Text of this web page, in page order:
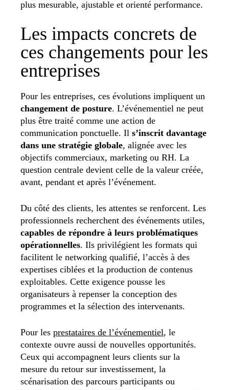
plus mesurable, ajustable et orienté performance.
Les impacts concrets de
ces changements pour les
entreprises
Pour les entreprises, ces évolutions impliquent un
changement de posture. L’événementiel ne peut
plus être traité comme une action de
communication ponctuelle. Il s’inscrit davantage
dans une stratégie globale, alignée avec les
objectifs commerciaux, marketing ou RH. La
question centrale devient celle de la valeur créée,
avant, pendant et après l’événement.
Du côté des clients, les attentes se renforcent. Les
professionnels recherchent des événements utiles,
capables de répondre à leurs problématiques
opérationnelles. Ils privilégient les formats qui
facilitent le networking qualifié, l’accès à des
expertises ciblées et la production de contenus
exploitables. Cette exigence pousse les
organisateurs à repenser la conception des
programmes et la sélection des intervenants.
Pour les prestataires de l’événementiel, le
contexte ouvre aussi de nouvelles opportunités.
Ceux qui accompagnent leurs clients sur la
mesure du retour sur investissement, la
scénarisation des parcours participants ou